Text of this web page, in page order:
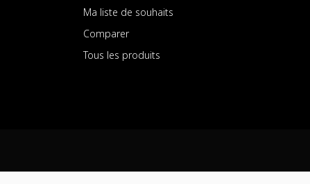
Ma liste de souhaits
Comparer
Tous les produits